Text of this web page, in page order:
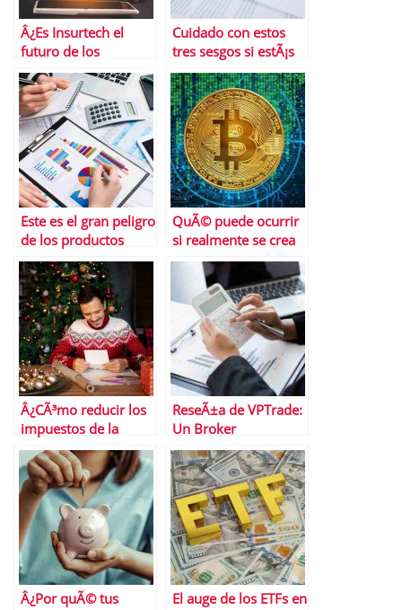
Â¿Es Insurtech el
futuro de los
seguros?
Cuidado con estos
tres sesgos si estÃ¡s
empezando a invertir
Este es el gran peligro
de los productos
financieros derivados
QuÃ© puede ocurrir
si realmente se crea
una Reserva Federal
de Bitcoin
Â¿CÃ³mo reducir los
impuestos de la
LoterÃ­a de Navidad
sin incumplir la ley?
ReseÃ±a de VPTrade:
Un Broker
Transparente e
Innovador en 2025
Â¿Por quÃ© tus
El auge de los ETFs en